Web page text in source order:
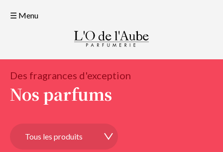
☰ Menu
Des fragrances d'exception
Nos parfums